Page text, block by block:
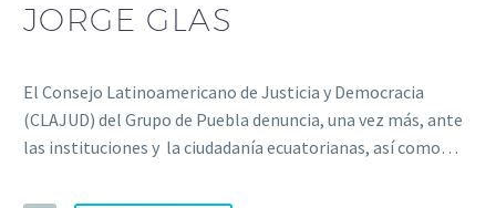
JORGE GLAS
El Consejo Latinoamericano de Justicia y Democracia
(CLAJUD) del Grupo de Puebla denuncia, una vez más, ante
las instituciones y la ciudadanía ecuatorianas, así como…